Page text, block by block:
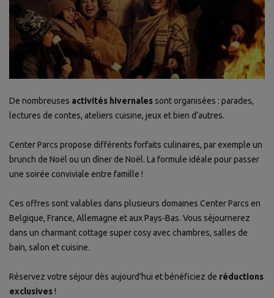
De nombreuses activités hivernales sont organisées : parades,
lectures de contes, ateliers cuisine, jeux et bien d’autres.
Center Parcs propose différents forfaits culinaires, par exemple un
brunch de Noël ou un dîner de Noël. La formule idéale pour passer
une soirée conviviale entre famille !
Ces offres sont valables dans plusieurs domaines Center Parcs en
Belgique, France, Allemagne et aux Pays-Bas. Vous séjournerez
dans un charmant cottage super cosy avec chambres, salles de
bain, salon et cuisine.
Réservez votre séjour dès aujourd’hui et bénéficiez de réductions
exclusives!